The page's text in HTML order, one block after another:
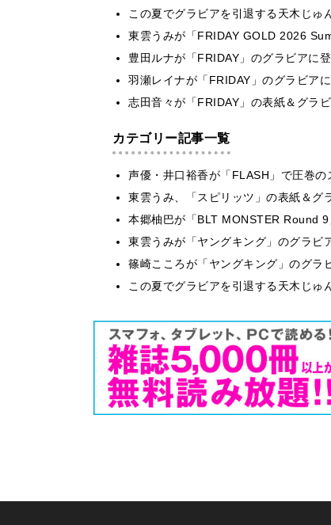
この夏でグラビアを引退する天木じゅ
東雲うみが「FRIDAY GOLD 2026
豊田ルナが「FRIDAY」のグラビアに
羽瀬レイナが「FRIDAY」のグラビア
志田音々が「FRIDAY」の表紙＆グラ
カテゴリー記事一覧
声優・井口裕香が「FLASH」で圧巻
東雲うみ、「スピリッツ」の表紙＆グ
本郷柚巴が「BLT MONSTER Round
東雲うみが「ヤングキング」のグラビ
篠崎こころが「ヤングキング」のグラ
この夏でグラビアを引退する天木じゅ